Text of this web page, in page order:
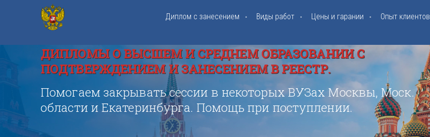
Диплом с занесением Виды работ Цены и гарании Опыт клиентов
ДИПЛОМЫ О ВЫСШЕМ И СРЕДНЕМ ОБРАЗОВАНИИ С
ПОДТВЕРЖДЕНИЕМ И ЗАНЕСЕНИЕМ В РЕЕСТР.
Помогаем закрывать сессии в некоторых ВУЗах Москвы, Моск.
области и Екатеринбурга. Помощь при поступлении.